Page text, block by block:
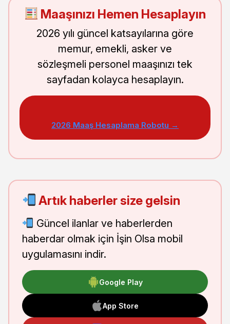
Maaşınızı Hemen Hesaplayın
2026 yılı güncel katsayılarına göre
memur, emekli, asker ve
sözleşmeli personel maaşınızı tek
sayfadan kolayca hesaplayın.
2026 Maaş Hesaplama Robotu →
Artık haberler size gelsin
Güncel ilanlar ve haberlerden
haberdar olmak için İşin Olsa mobil
uygulamasını indir.
Google Play
App Store